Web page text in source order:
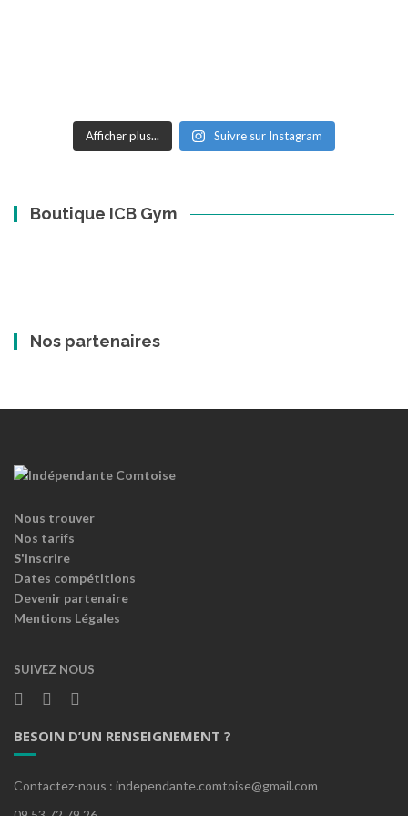
Afficher plus... Suivre sur Instagram
Boutique ICB Gym
Nos partenaires
Nous trouver
Nos tarifs
S'inscrire
Dates compétitions
Devenir partenaire
Mentions Légales
SUIVEZ NOUS
BESOIN D’UN RENSEIGNEMENT ?
Contactez-nous : independante.comtoise@gmail.com